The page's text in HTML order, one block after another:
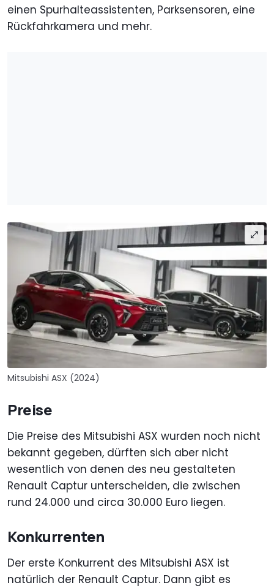
einen Spurhalteassistenten, Parksensoren, eine
Rückfahrkamera und mehr.
Mitsubishi ASX (2024)
Preise
Die Preise des Mitsubishi ASX wurden noch nicht
bekannt gegeben, dürften sich aber nicht
wesentlich von denen des neu gestalteten
Renault Captur unterscheiden, die zwischen
rund 24.000 und circa 30.000 Euro liegen.
Konkurrenten
Der erste Konkurrent des Mitsubishi ASX ist
natürlich der Renault Captur. Dann gibt es